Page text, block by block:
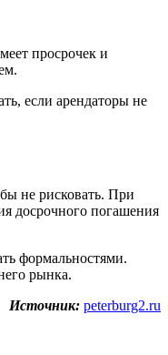
просрочек и
если арендаторы не
не рисковать. При
досрочного погашения
формальностями.
рынка.
Источник: peterburg2.ru